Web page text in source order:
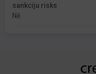
sankciju risks
Nē